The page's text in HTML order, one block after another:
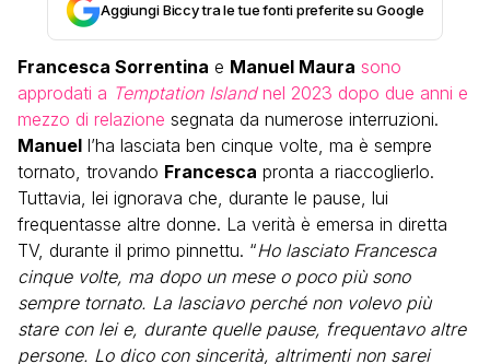
Aggiungi Biccy tra le tue fonti preferite su Google
Francesca Sorrentina e Manuel Maura sono
approdati a Temptation Islandnel 2023 dopo due anni e
mezzo di relazione segnata da numerose interruzioni.
Manuel l’ha lasciata ben cinque volte, ma è sempre
tornato, trovando Francesca pronta a riaccoglierlo.
Tuttavia, lei ignorava che, durante le pause, lui
frequentasse altre donne. La verità è emersa in diretta
TV, durante il primo pinnettu. “Ho lasciato Francesca
cinque volte, ma dopo un mese o poco più sono
sempre tornato. La lasciavo perché non volevo più
stare con lei e, durante quelle pause, frequentavo altre
persone. Lo dico con sincerità, altrimenti non sarei